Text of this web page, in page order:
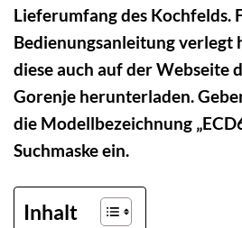
Lieferumfang des Kochfelds.
Bedienungsanleitung verlegt
diese auch auf der Webseite
Gorenje herunterladen.
die Modellbezeichnung
Suchmaske ein.
Inhalt